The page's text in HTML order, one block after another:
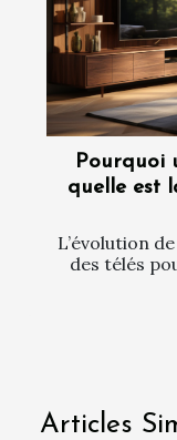
Pourquoi
quelle est
L’évolution
des télés
Articles